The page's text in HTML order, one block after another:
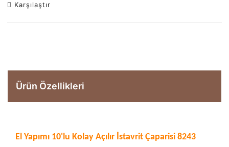
Karşılaştır
Ürün Özellikleri
El Yapımı 10'lu Kolay Açılır İstavrit Çaparisi 8243